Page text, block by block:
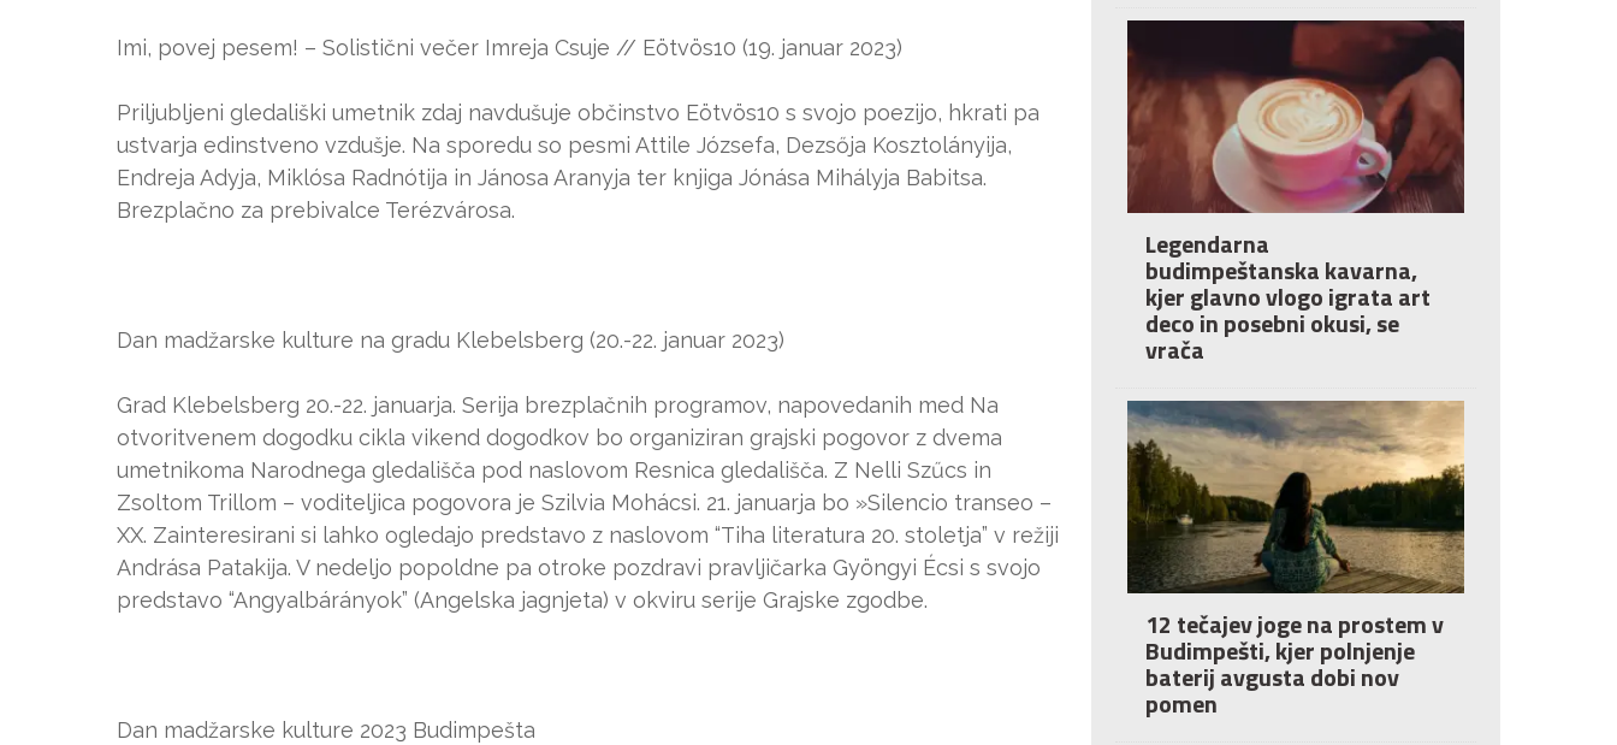
Imi, povej pesem! – Solistični večer Imreja Csuje // Eötvös10 (19. januar 2023)
Priljubljeni gledališki umetnik zdaj navdušuje občinstvo Eötvös10 s svojo poezijo, hkrati pa
ustvarja edinstveno vzdušje. Na sporedu so pesmi Attile Józsefa, Dezsőja Kosztolányija,
Endreja Adyja, Miklósa Radnótija in Jánosa Aranyja ter knjiga Jónása Mihályja Babitsa.
Brezplačno za prebivalce Terézvárosa.
Dan madžarske kulture na gradu Klebelsberg (20.-22. januar 2023)
Grad Klebelsberg 20.-22. januarja. Serija brezplačnih programov, napovedanih med Na
otvoritvenem dogodku cikla vikend dogodkov bo organiziran grajski pogovor z dvema
umetnikoma Narodnega gledališča pod naslovom Resnica gledališča. Z Nelli Szűcs in
Zsoltom Trillom – voditeljica pogovora je Szilvia Mohácsi. 21. januarja bo »Silencio transeo –
XX. Zainteresirani si lahko ogledajo predstavo z naslovom “Tiha literatura 20. stoletja” v režiji
Andrása Patakija. V nedeljo popoldne pa otroke pozdravi pravljičarka Gyöngyi Écsi s svojo
predstavo “Angyalbárányok” (Angelska jagnjeta) v okviru serije Grajske zgodbe.
Dan madžarske kulture 2023 Budimpešta
Legendarna
budimpeštanska kavarna,
kjer glavno vlogo igrata art
deco in posebni okusi, se
vrača
12 tečajev joge na prostem v
Budimpešti, kjer polnjenje
baterij avgusta dobi nov
pomen